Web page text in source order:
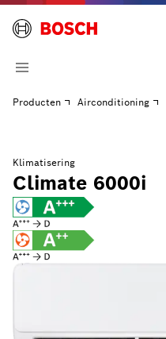
Producten Airconditioning
Klimatisering
Climate 6000i